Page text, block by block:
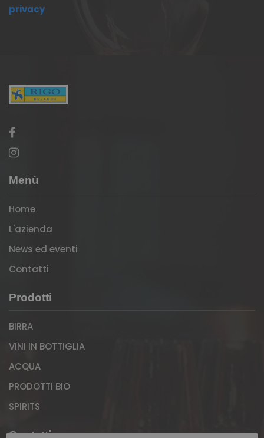
privacy
Menù
Home
L'azienda
News ed eventi
Contatti
Prodotti
BIRRA
VINI IN BOTTIGLIA
ACQUA
PRODOTTI BIO
SPIRITS
Contatti